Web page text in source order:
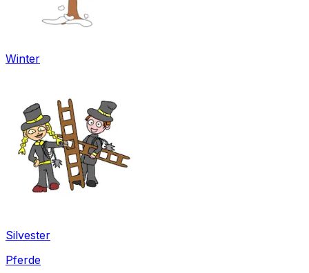
Winter
Silvester
Pferde